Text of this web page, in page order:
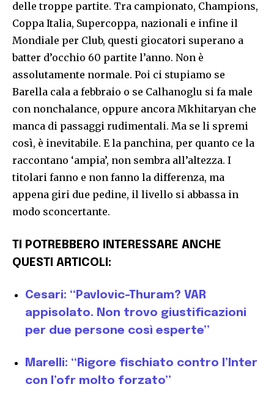
delle troppe partite. Tra campionato, Champions,
Coppa Italia, Supercoppa, nazionali e infine il
Mondiale per Club, questi giocatori superano a
batter d’occhio 60 partite l’anno. Non è
assolutamente normale. Poi ci stupiamo se
Barella cala a febbraio o se Calhanoglu si fa male
con nonchalance, oppure ancora Mkhitaryan che
manca di passaggi rudimentali. Ma se li spremi
così, è inevitabile. E la panchina, per quanto ce la
raccontano ‘ampia’, non sembra all’altezza. I
titolari fanno e non fanno la differenza, ma
appena giri due pedine, il livello si abbassa in
modo sconcertante.
TI POTREBBERO INTERESSARE ANCHE
QUESTI ARTICOLI:
Cesari: “Pavlovic-Thuram? VAR
appisolato. Non trovo giustificazioni
per due persone così esperte”
Marelli: “Rigore fischiato contro l’Inter
con l’ofr molto forzato”